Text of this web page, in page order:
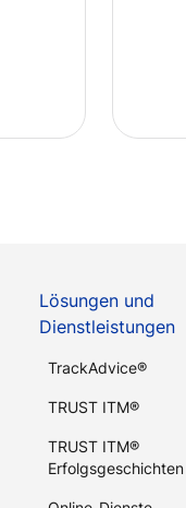
Lösungen und
Dienstleistungen
TrackAdvice®
TRUST ITM®
TRUST ITM®
Erfolgsgeschichten